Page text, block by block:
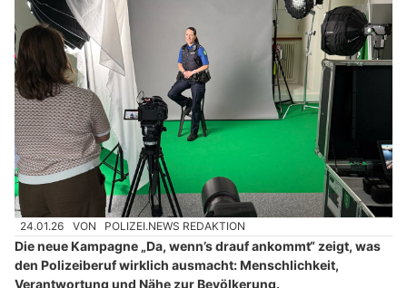
24.01.26 VON POLIZEI.NEWS REDAKTION
Die neue Kampagne „Da, wenn’s drauf ankommt“ zeigt, was
den Polizeiberuf wirklich ausmacht: Menschlichkeit,
Verantwortung und Nähe zur Bevölkerung.